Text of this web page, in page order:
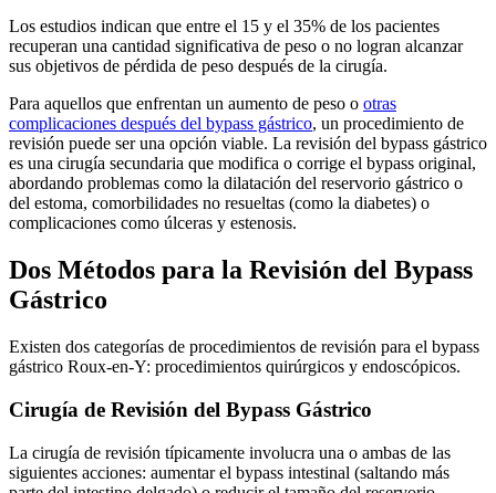
Los estudios indican que entre el 15 y el 35% de los pacientes
recuperan una cantidad significativa de peso o no logran alcanzar
sus objetivos de pérdida de peso después de la cirugía.
Para aquellos que enfrentan un aumento de peso o otras
complicaciones después del bypass gástrico, un procedimiento de
revisión puede ser una opción viable. La revisión del bypass gástrico
es una cirugía secundaria que modifica o corrige el bypass original,
abordando problemas como la dilatación del reservorio gástrico o
del estoma, comorbilidades no resueltas (como la diabetes) o
complicaciones como úlceras y estenosis.
Dos Métodos para la Revisión del Bypass
Gástrico
Existen dos categorías de procedimientos de revisión para el bypass
gástrico Roux-en-Y: procedimientos quirúrgicos y endoscópicos.
Cirugía de Revisión del Bypass Gástrico
La cirugía de revisión típicamente involucra una o ambas de las
siguientes acciones: aumentar el bypass intestinal (saltando más